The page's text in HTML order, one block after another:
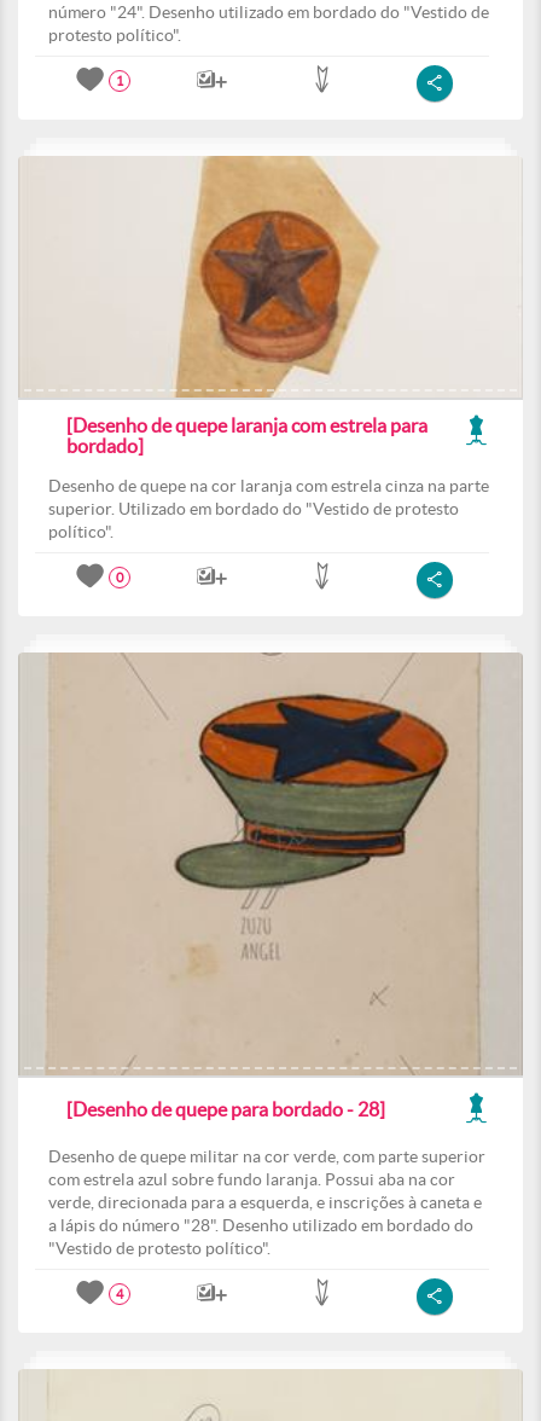
número "24". Desenho utilizado em bordado do "Vestido de
protesto político".
1
[Desenho de quepe laranja com estrela para
bordado]
Desenho de quepe na cor laranja com estrela cinza na parte
superior. Utilizado em bordado do "Vestido de protesto
político".
0
[Desenho de quepe para bordado - 28]
Desenho de quepe militar na cor verde, com parte superior
com estrela azul sobre fundo laranja. Possui aba na cor
verde, direcionada para a esquerda, e inscrições à caneta e
a lápis do número "28". Desenho utilizado em bordado do
"Vestido de protesto político".
4